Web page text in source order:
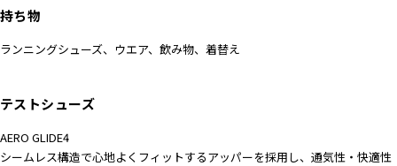
持ち物
ランニングシューズ、ウエア、飲み物、着替え
テストシューズ
AERO GLIDE4
シームレス構造で心地よくフィットするアッパーを採用し、通気性・快適性